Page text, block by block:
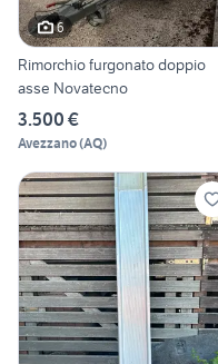
6
Rimorchio furgonato doppio
asse Novatecno
3.500 €
Avezzano(AQ)